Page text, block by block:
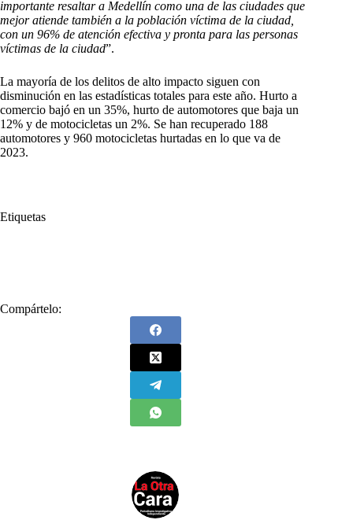
importante resaltar a Medellín como una de las ciudades que
mejor atiende también a la población víctima de la ciudad,
con un 96% de atención efectiva y pronta para las personas
víctimas de la ciudad”.
La mayoría de los delitos de alto impacto siguen con
disminución en las estadísticas totales para este año. Hurto a
comercio bajó en un 35%, hurto de automotores que baja un
12% y de motocicletas un 2%. Se han recuperado 188
automotores y 960 motocicletas hurtadas en lo que va de
2023.
Etiquetas
Compártelo: